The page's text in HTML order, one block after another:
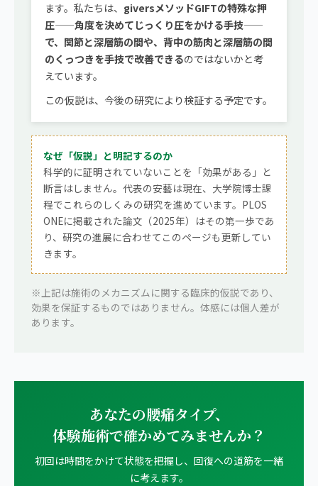
ます。私たちは、 giversメソッドGIFTの特殊な押
圧——角度を決めてじっくり圧をかける手技——
で、関節と深層筋の間や、背中の筋肉と深層筋の間
のくっつきを手技で改善できるのではないかと考
えています。
この仮説は、今後の研究により検証する予定です。
なぜ「仮説」と明記するのか
科学的に証明されていないことを「効果がある」と
断言はしません。代表の安藝は現在、大学院博士課
程でこれらのしくみの研究を進めています。PLOS
ONEに掲載された論文（2025年）はその第一歩であ
り、研究の進展に合わせてこのページも更新してい
きます。
※上記は施術のメカニズムに関する臨床的仮説であり、
効果を保証するものではありません。体感には個人差が
あります。
あなたの腰痛タイプ、
体験施術で確かめてみませんか？
初回は時間をかけて状態を把握し、回復への道筋を一緒
に考えます。